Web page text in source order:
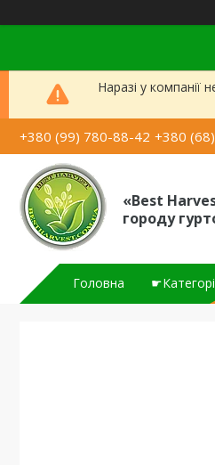
Наразі у
+380 (99) 780-88-42 +380
«Best
городу
Головна